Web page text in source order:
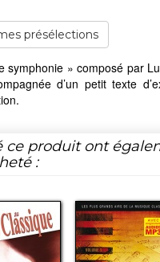
présélections
symphonie » composé par
d’un petit texte
ce produit ont
: